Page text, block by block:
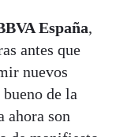
España,
antes que
nuevos
de la
ahora son